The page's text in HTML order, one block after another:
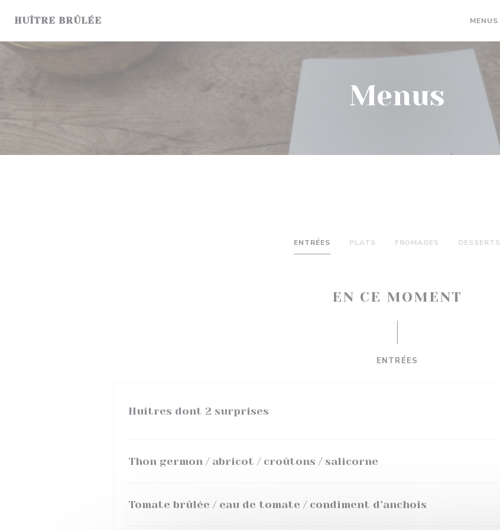
HUÎTRE BRÛLÉE MENUS
Menus
ENTRÉES PLATS FROMAGES DESSERTS
EN CE MOMENT
ENTRÉES
Huîtres dont 2 surprises
Thon germon / abricot / croûtons / salicorne
Tomate brûlée / eau de tomate / condiment d’anchois